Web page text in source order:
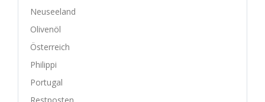
Neuseeland
Olivenöl
Österreich
Philippi
Portugal